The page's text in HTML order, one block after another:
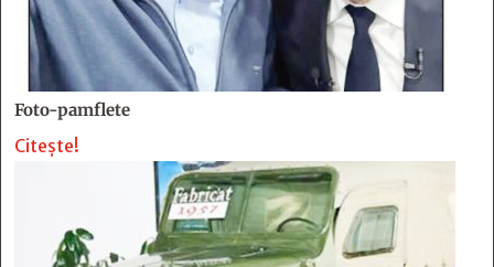
Foto-pamflete
Citește!